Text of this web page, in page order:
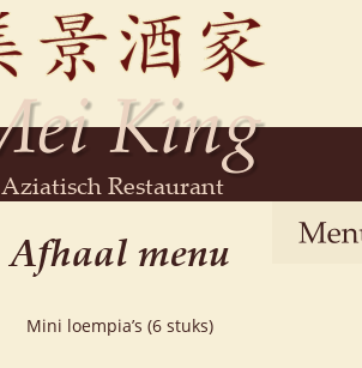
Afhaal menu
Mini loempia’s (6 stuks)
Aziatisch Restaurant